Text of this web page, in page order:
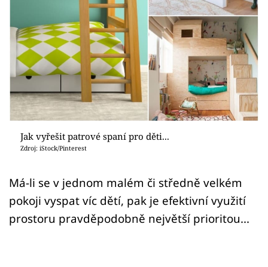
Sledujte prima+
Přihlášení
Sledujte nás
Jak vyřešit patrové spaní pro děti...
Zdroj: iStock/Pinterest
Má-li se v jednom malém či středně velkém
pokoji vyspat víc dětí, pak je efektivní využití
prostoru pravděpodobně největší prioritou...